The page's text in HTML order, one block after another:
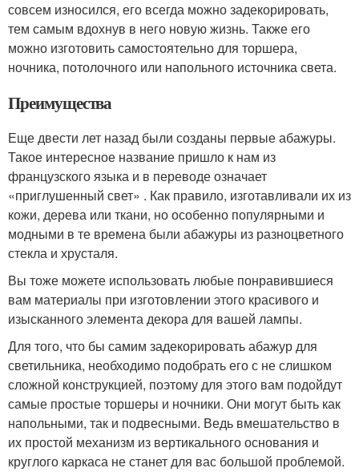
совсем износился, его всегда можно задекорировать,
тем самым вдохнув в него новую жизнь. Также его
можно изготовить самостоятельно для торшера,
ночника, потолочного или напольного источника света.
Преимущества
Еще двести лет назад были созданы первые абажуры.
Такое интересное название пришло к нам из
французского языка и в переводе означает
«приглушенный свет» . Как правило, изготавливали их из
кожи, дерева или ткани, но особенно популярными и
модными в те времена были абажуры из разноцветного
стекла и хрусталя.
Вы тоже можете использовать любые понравившиеся
вам материалы при изготовлении этого красивого и
изысканного элемента декора для вашей лампы.
Для того, что бы самим задекорировать абажур для
светильника, необходимо подобрать его с не слишком
сложной конструкцией, поэтому для этого вам подойдут
самые простые торшеры и ночники. Они могут быть как
напольными, так и подвесными. Ведь вмешательство в
их простой механизм из вертикального основания и
круглого каркаса не станет для вас большой проблемой.